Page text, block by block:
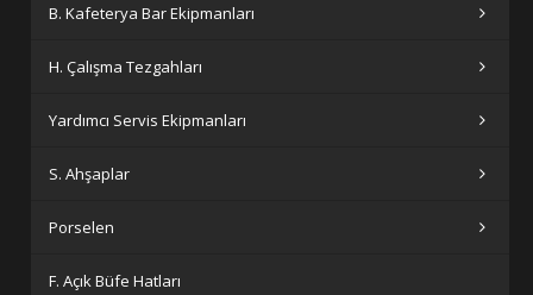
B. Kafeterya Bar Ekipmanları
H. Çalışma Tezgahları
Yardımcı Servis Ekipmanları
S. Ahşaplar
Porselen
F. Açık Büfe Hatları